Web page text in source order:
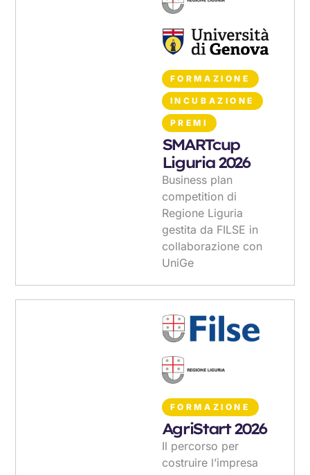
FORMAZIONE
INCUBAZIONE
PREMI
SMARTcup
Liguria 2026
Business plan
competition di
Regione Liguria
gestita da FILSE in
collaborazione con
UniGe
FORMAZIONE
AgriStart 2026
Il percorso per
costruire l’impresa